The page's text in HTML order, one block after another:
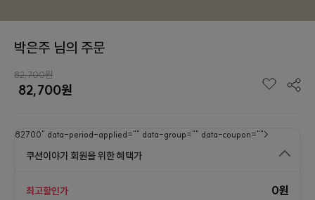
박은주 님의 주문
82,700원
82,700원
82700" data-period-applied="" data-group="" data-coupon="">
쿠션이야기 회원을 위한 혜택가
최고할인가 0원